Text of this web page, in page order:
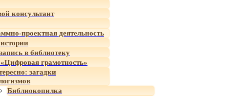
консультант
проектная деятельность
в библиотеку
грамотность»
загадки
Библиокопилка